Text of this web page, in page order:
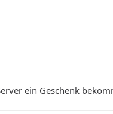
ein Geschenk